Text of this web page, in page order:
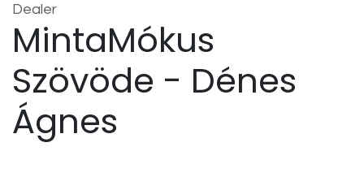
Dealer
MintaMókus
Szövöde - Dénes
Ágnes